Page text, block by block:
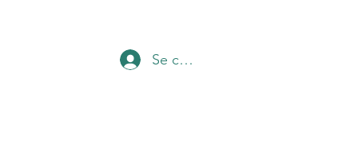
Se connecter